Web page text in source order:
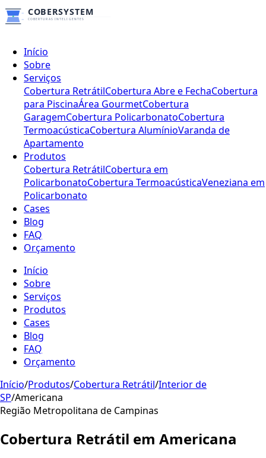
Início
Sobre
Serviços
Cobertura RetrátilCobertura Abre e FechaCobertura
para PiscinaÁrea GourmetCobertura
GaragemCobertura PolicarbonatoCobertura
TermoacústicaCobertura AlumínioVaranda de
Apartamento
Produtos
Cobertura RetrátilCobertura em
PolicarbonatoCobertura TermoacústicaVeneziana em
Policarbonato
Cases
Blog
FAQ
Orçamento
Início
Sobre
Serviços
Produtos
Cases
Blog
FAQ
Orçamento
Início/Produtos/Cobertura Retrátil/Interior de
SP/Americana
Região Metropolitana de Campinas
Cobertura Retrátil em Americana